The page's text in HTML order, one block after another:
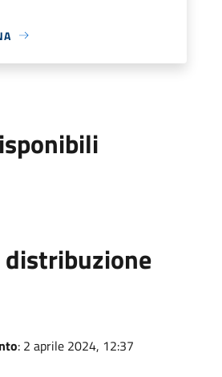
distribuzione
: 2 aprile 2024, 12:37